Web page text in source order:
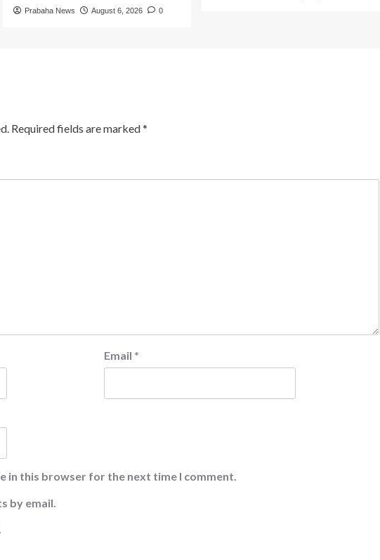
Prabaha News August 6, 2026 0
Required fields are marked*
Email *
in this browser for the next time I comment.
by email.